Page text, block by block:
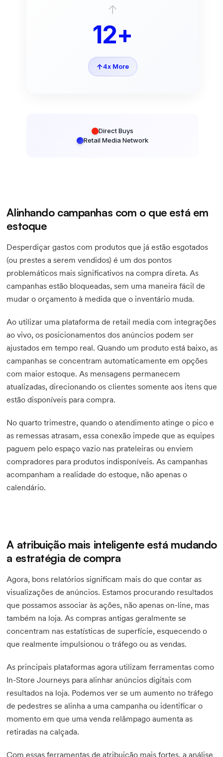
↑
12+
↑4x More
Direct Buys
Retail Media Network
Alinhando campanhas com o que está em
estoque
Desperdiçar gastos com produtos que já estão esgotados
(ou prestes a serem vendidos) é um dos pontos
problemáticos mais significativos na compra direta. As
campanhas estão bloqueadas, sem uma maneira fácil de
mudar o orçamento à medida que o inventário muda.
Ao utilizar uma plataforma de retail media com integrações
ao vivo, os posicionamentos dos anúncios podem ser
ajustados em tempo real. Quando um produto está baixo, as
campanhas se concentram automaticamente em opções
com maior estoque. As mensagens permanecem
atualizadas, direcionando os clientes somente aos itens que
estão disponíveis para compra.
No quarto trimestre, quando o atendimento atinge o pico e
as remessas atrasam, essa conexão impede que as equipes
paguem pelo espaço vazio nas prateleiras ou enviem
compradores para produtos indisponíveis. As campanhas
acompanham a realidade do estoque, não apenas o
calendário.
A atribuição mais inteligente está mudando
a estratégia de compra
Agora, bons relatórios significam mais do que contar as
visualizações de anúncios. Estamos procurando resultados
que possamos associar às ações, não apenas on-line, mas
também na loja. As compras antigas geralmente se
concentram nas estatísticas de superfície, esquecendo o
que realmente impulsionou o tráfego ou as vendas.
As principais plataformas agora utilizam ferramentas como
In-Store Journeys para alinhar anúncios digitais com
resultados na loja. Podemos ver se um aumento no tráfego
de pedestres se alinha a uma campanha ou identificar o
momento em que uma venda relâmpago aumenta as
retiradas na calçada.
Com essas ferramentas de atribuição mais fortes, a análise